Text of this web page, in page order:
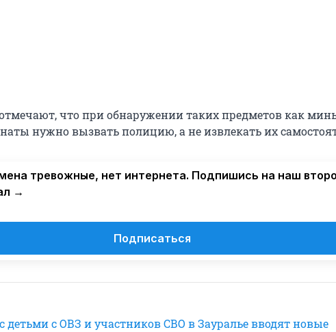
что при обнаружении таких предметов как
нужно вызвать полицию, а не извлекать их
тревожные, нет интернета. Подпишись на наш
→
Подписаться
детьми с ОВЗ и участников СВО в Зауралье вводят новые